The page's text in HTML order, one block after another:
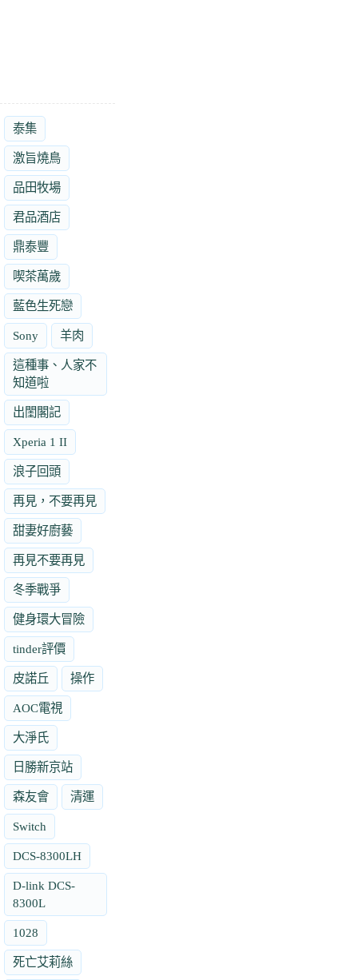
泰集
激旨燒鳥
品田牧場
君品酒店
鼎泰豐
喫茶萬歲
藍色生死戀
Sony 羊肉
這種事、人家不
知道啦
出閨閣記
Xperia 1 II
浪子回頭
再見，不要再見
甜妻好廚藝
再見不要再見
冬季戰爭
健身環大冒險
tinder評價
皮諾丘 操作
AOC電視
大淨氏
日勝新京站
森友會 清運
Switch
DCS-8300LH
D-link DCS-
8300L
1028
死亡艾莉絲